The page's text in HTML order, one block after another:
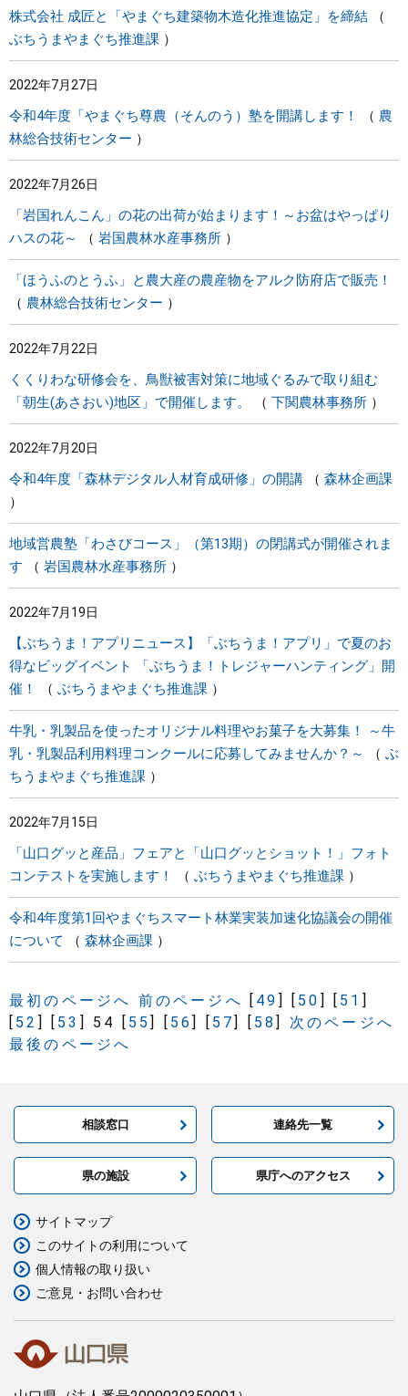
株式会社 成匠と「やまぐち建築物木造化推進協定」を締結
ぶちうまやまぐち推進課
2022年7月27日
令和4年度「やまぐち尊農（そんのう）塾を開講します！
農
林総合技術センター
2022年7月26日
「岩国れんこん」の花の出荷が始まります！～お盆はやっぱり
ハスの花～
岩国農林水産事務所
「ほうふのとうふ」と農大産の農産物をアルク防府店で販売！
農林総合技術センター
2022年7月22日
くくりわな研修会を、鳥獣被害対策に地域ぐるみで取り組む
「朝生(あさおい)地区」で開催します。
下関農林事務所
2022年7月20日
令和4年度「森林デジタル人材育成研修」の開講 森林企画課
地域営農塾「わさびコース」（第13期）の閉講式が開催されま
す
岩国農林水産事務所
2022年7月19日
【ぶちうま！アプリニュース】「ぶちうま！アプリ」で夏のお
得なビッグイベント 「ぶちうま！トレジャーハンティング」開
催！
ぶちうまやまぐち推進課
牛乳・乳製品を使ったオリジナル料理やお菓子を大募集！ ～牛
乳・乳製品利用料理コンクールに応募してみませんか？～
ぶ
ちうまやまぐち推進課
2022年7月15日
「山口グッと産品」フェアと「山口グッとショット！」フォト
コンテストを実施します！
ぶちうまやまぐち推進課
令和4年度第1回やまぐちスマート林業実装加速化協議会の開催
について
森林企画課
最初のページへ 前のページへ [ 49 ] [ 50 ] [ 51 ]
[ 52 ] [ 53 ] 54 [ 55] [ 56] [ 57] [ 58]
次のページへ
最後のページへ
相談窓口 連絡先一覧
県の施設 県庁へのアクセス
サイトマップ
このサイトの利用について
個人情報の取り扱い
ご意見・お問い合わせ